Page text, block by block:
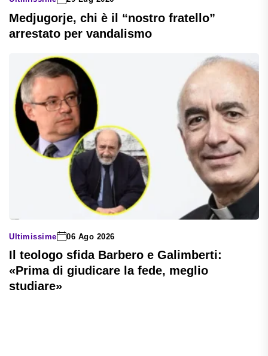
Medjugorje, chi è il “nostro fratello”
arrestato per vandalismo
Ultimissime 06 Ago 2026
Il teologo sfida Barbero e Galimberti:
«Prima di giudicare la fede, meglio
studiare»